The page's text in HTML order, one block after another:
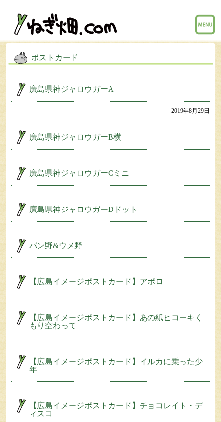
menu
ポストカード
廣島県神ジャロウガーA
2019年8月29日
廣島県神ジャロウガーB横
廣島県神ジャロウガーCミニ
廣島県神ジャロウガーDドット
バン野&ウメ野
【広島イメージポストカード】アポロ
【広島イメージポストカード】あの紙ヒコーキく
もり空わって
【広島イメージポストカード】イルカに乗った少
年
【広島イメージポストカード】チョコレイト・デ
ィスコ